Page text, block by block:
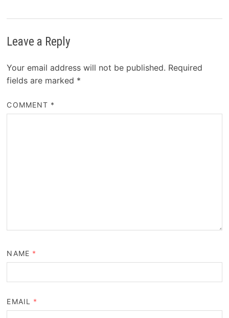
Leave a Reply
Your email address will not be published. Required
fields are marked *
COMMENT *
NAME *
EMAIL *